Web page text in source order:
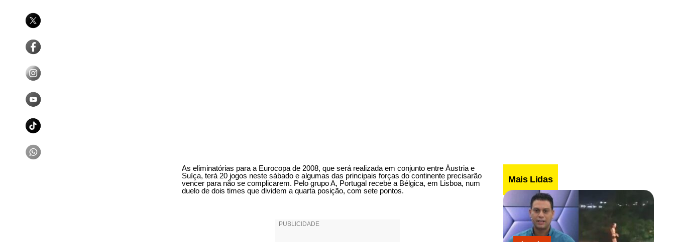
As eliminatórias para a Eurocopa de 2008, que será realizada em conjunto entre Áustria e
Suíça, terá 20 jogos neste sábado e algumas das principais forças do continente precisarão
vencer para não se complicarem. Pelo grupo A, Portugal recebe a Bélgica, em Lisboa, num
duelo de dois times que dividem a quarta posição, com sete pontos.
Mais Lidas